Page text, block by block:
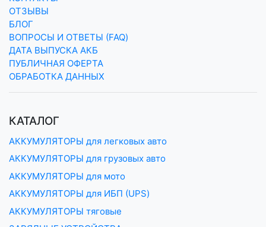
ОТЗЫВЫ
БЛОГ
ВОПРОСЫ И ОТВЕТЫ (FAQ)
ДАТА ВЫПУСКА АКБ
ПУБЛИЧНАЯ ОФЕРТА
ОБРАБОТКА ДАННЫХ
КАТАЛОГ
АККУМУЛЯТОРЫ для легковых авто
АККУМУЛЯТОРЫ для грузовых авто
АККУМУЛЯТОРЫ для мото
АККУМУЛЯТОРЫ для ИБП (UPS)
АККУМУЛЯТОРЫ тяговые